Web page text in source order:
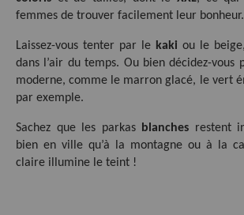
femmes de trouver facilement leur bonheur.
Laissez-vous tenter par le kaki ou le
dans l’air du temps. Ou bien décidez-vous
moderne, comme le marron glacé, le vert
par exemple.
Sachez que les parkas blanches restent
bien en ville qu’à la montagne ou à la
claire illumine le teint !